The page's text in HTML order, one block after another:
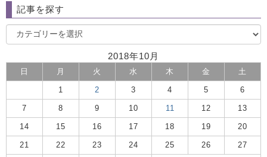
記事を探す
2018年10月
日 月 火 水 木 金 土
1 2 3 4 5 6
7 8 9 10 11 12 13
14 15 16 17 18 19 20
21 22 23 24 25 26 27